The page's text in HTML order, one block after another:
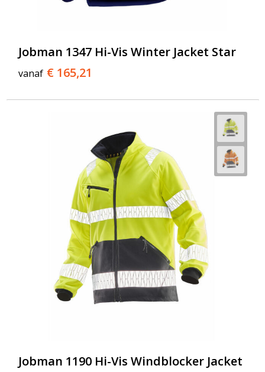
Jobman 1347 Hi-Vis Winter Jacket Star
vanaf € 165,21
Jobman 1190 Hi-Vis Windblocker Jacket